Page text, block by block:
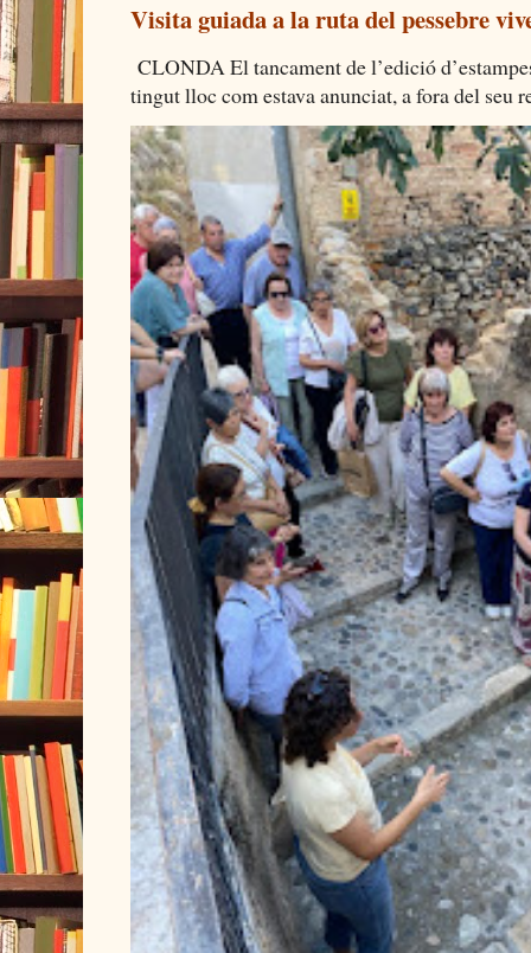
Visita guiada a la ruta del pessebre
CLONDA El tancament de l’edició
tingut lloc com estava anunciat, a fora del seu